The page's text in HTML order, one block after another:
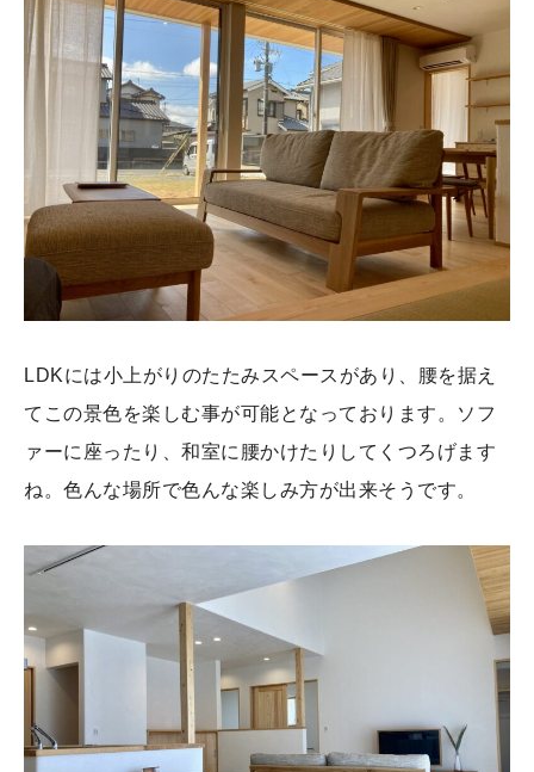
LDKには小上がりのたたみスペースがあり、腰を据え
てこの景色を楽しむ事が可能となっております。ソフ
ァーに座ったり、和室に腰かけたりしてくつろげます
ね。色んな場所で色んな楽しみ方が出来そうです。